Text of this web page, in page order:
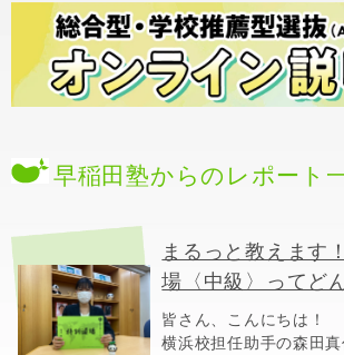
早稲田塾からのレポート
まるっと教えま
場〈中級〉ってど
皆さん、こんにちは！
横浜校担任助手の森田